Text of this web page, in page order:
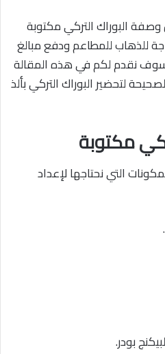
البوراك التركي مكتوبة
للذهاب للمطاعم ودفع مبالغ
سوف نقدم لكم في هذه المقالة
لتحضير البوراك التركي بألذ
مكتوبة
التي نحتاجها لإعداد
بودر.